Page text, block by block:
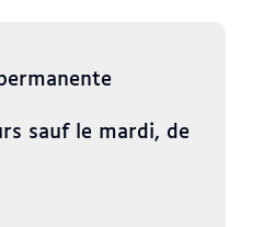
sauf le mardi, de